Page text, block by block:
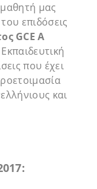
μας
επιδόσεις
GCE A
που έχει
και